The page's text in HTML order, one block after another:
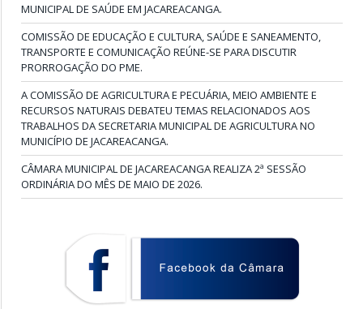
MUNICIPAL DE SAÚDE EM JACAREACANGA.
COMISSÃO DE EDUCAÇÃO E CULTURA, SAÚDE E SANEAMENTO,
TRANSPORTE E COMUNICAÇÃO REÚNE-SE PARA DISCUTIR
PRORROGAÇÃO DO PME.
A COMISSÃO DE AGRICULTURA E PECUÁRIA, MEIO AMBIENTE E
RECURSOS NATURAIS DEBATEU TEMAS RELACIONADOS AOS
TRABALHOS DA SECRETARIA MUNICIPAL DE AGRICULTURA NO
MUNICÍPIO DE JACAREACANGA.
CÂMARA MUNICIPAL DE JACAREACANGA REALIZA 2ª SESSÃO
ORDINÁRIA DO MÊS DE MAIO DE 2026.